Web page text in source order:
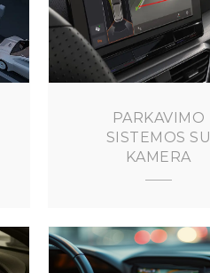
PARKAVIMO
SISTEMOS SU
KAMERA